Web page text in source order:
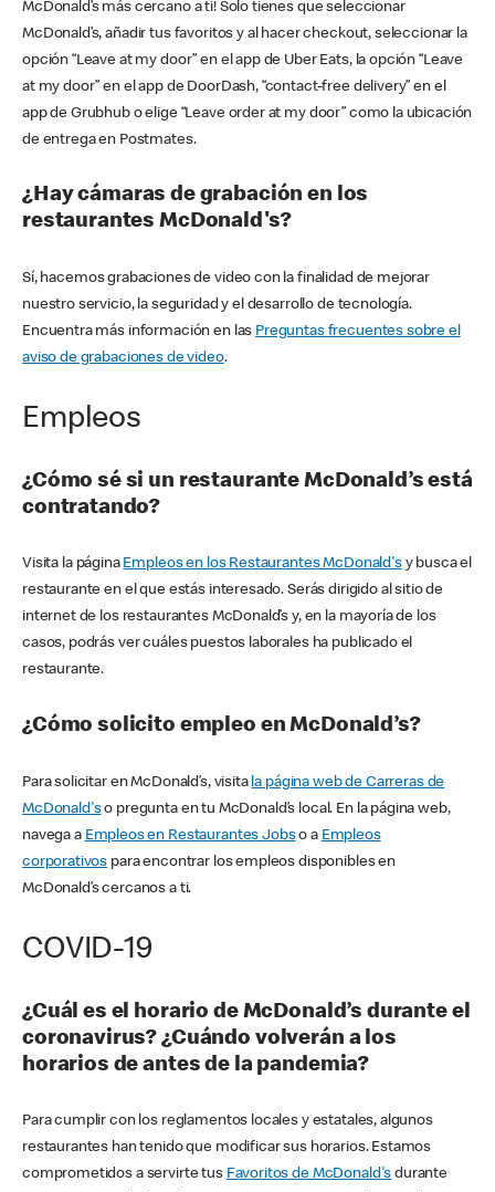
McDonald’s más cercano a ti! Solo tienes que seleccionar
McDonald’s, añadir tus favoritos y al hacer checkout, seleccionar la
opción “Leave at my door” en el app de Uber Eats, la opción “Leave
at my door” en el app de DoorDash, “contact-free delivery” en el
app de Grubhub o elige “Leave order at my door” como la ubicación
de entrega en Postmates.
¿Hay cámaras de grabación en los
restaurantes McDonald's?
Sí, hacemos grabaciones de video con la finalidad de mejorar
nuestro servicio, la seguridad y el desarrollo de tecnología.
Encuentra más información en las Preguntas frecuentes sobre el
aviso de grabaciones de video.
Empleos
¿Cómo sé si un restaurante McDonald’s está
contratando?
Visita la página Empleos en los Restaurantes McDonald'sy busca el
restaurante en el que estás interesado. Serás dirigido al sitio de
internet de los restaurantes McDonald’s y, en la mayoría de los
casos, podrás ver cuáles puestos laborales ha publicado el
restaurante.
¿Cómo solicito empleo en McDonald’s?
Para solicitar en McDonald’s, visita la página web de Carreras de
McDonald'so pregunta en tu McDonald’s local. En la página web,
navega a Empleos en Restaurantes Jobso a Empleos
corporativos para encontrar los empleos disponibles en
McDonald’s cercanos a ti.
COVID-19
¿Cuál es el horario de McDonald’s durante el
coronavirus? ¿Cuándo volverán a los
horarios de antes de la pandemia?
Para cumplir con los reglamentos locales y estatales, algunos
restaurantes han tenido que modificar sus horarios. Estamos
comprometidos a servirte tus Favoritos de McDonald's durante